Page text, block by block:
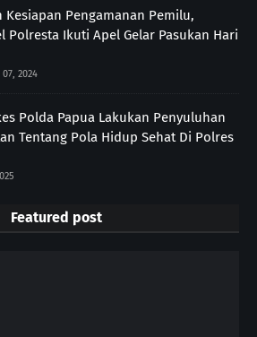
Kesiapan Pengamanan Pemilu,
Polresta Ikuti Apel Gelar Pasukan Hari
2024
Polda Papua Lakukan Penyuluhan
Tentang Pola Hidup Sehat Di Polres
Featured post